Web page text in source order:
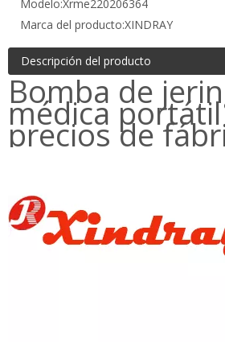
Descripción del producto
Bomba de
médica
precios de